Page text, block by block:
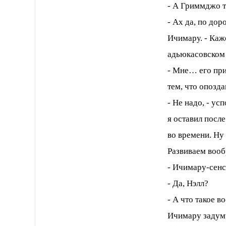
- А Гриммджо
- Ах да, по
Ичимару. -
- Мне… его
тем, что
- Не надо, -
я оставил
во времени. Ну
Развиваем
- Ичимару-
- Да, Нэлл?
- А что такое
Ичимару